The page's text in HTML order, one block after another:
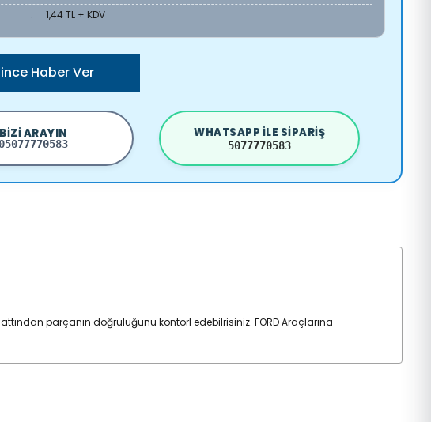
1,44 TL + KDV
Haber Ver
BIZI ARAYIN WHATSAPP ILE SIPARIŞ
5077770583
parçanın doğruluğunu kontorl edebilrisiniz. FORD Araçlarına